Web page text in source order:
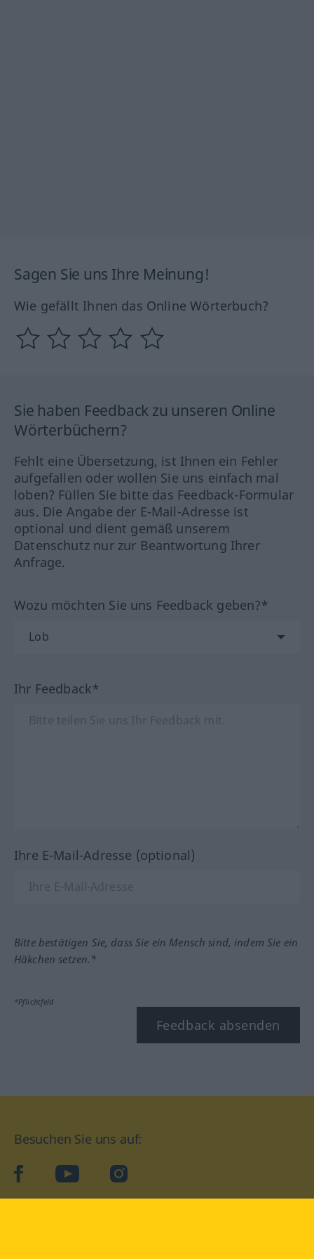
Sagen Sie uns Ihre Meinung!
Wie gefällt Ihnen das Online Wörterbuch?
Sie haben Feedback zu unseren Online
Wörterbüchern?
Fehlt eine Übersetzung, ist Ihnen ein Fehler
aufgefallen oder wollen Sie uns einfach mal
loben? Füllen Sie bitte das Feedback-Formular
aus. Die Angabe der E-Mail-Adresse ist
optional und dient gemäß unserem
Datenschutz nur zur Beantwortung Ihrer
Anfrage.
Wozu möchten Sie uns Feedback geben?*
Ihr Feedback*
Ihre E-Mail-Adresse (optional)
Bitte bestätigen Sie, dass Sie ein Mensch sind, indem Sie ein
Häkchen setzen.*
*Pflichtfeld
Feedback absenden
Besuchen Sie uns auf:
facebookYouTube Instagram